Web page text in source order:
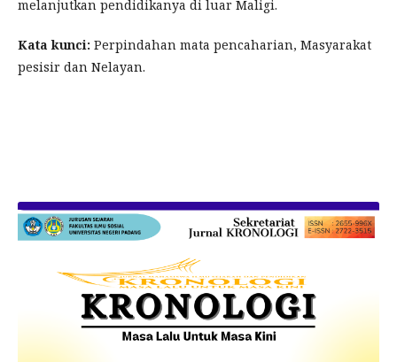
melanjutkan pendidikanya di luar Maligi.
Kata kunci: Perpindahan mata pencaharian, Masyarakat
pesisir dan Nelayan.